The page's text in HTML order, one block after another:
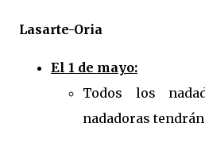
Lasarte-Oria
El 1 de mayo:
Todos los
nadadoras